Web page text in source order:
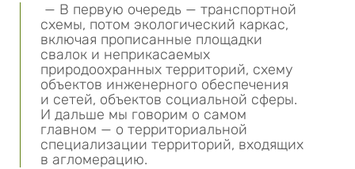
— В первую очередь — транспортной
схемы, потом экологический каркас,
включая прописанные площадки
свалок и неприкасаемых
природоохранных территорий, схему
объектов инженерного обеспечения
и сетей, объектов социальной сферы.
И дальше мы говорим о самом
главном — о территориальной
специализации территорий, входящих
в агломерацию.